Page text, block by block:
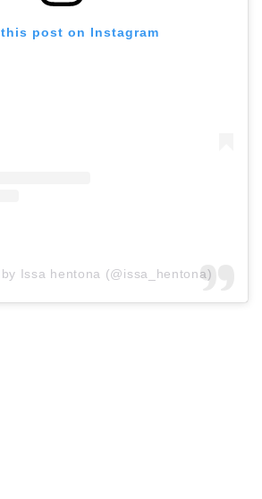
post on Instagram
Issa hentona (@issa_hentona)